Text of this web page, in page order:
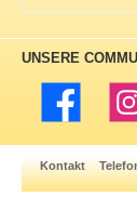
UNSERE
Facebook
Kontakt